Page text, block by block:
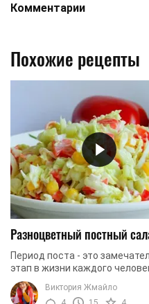
Комментарии
Похожие рецепты
Разноцветный постный
Период поста - это
этап в жизни каждого
благодаря этому мы
морально и физически. Мы
Виктория Жмайло